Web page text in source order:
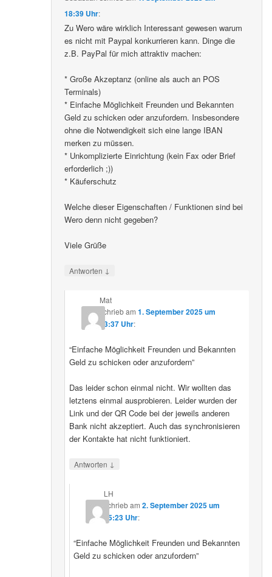
18:39 Uhr:
Zu Wero wäre wirklich Interessant gewesen warum
es nicht mit Paypal konkurrieren kann. Dinge die
z.B. PayPal für mich attraktiv machen:
* Große Akzeptanz (online als auch an POS
Terminals)
* Einfache Möglichkeit Freunden und Bekannten
Geld zu schicken oder anzufordern. Insbesondere
ohne die Notwendigkeit sich eine lange IBAN
merken zu müssen.
* Unkomplizierte Einrichtung (kein Fax oder Brief
erforderlich ;))
* Käuferschutz
Welche dieser Eigenschaften / Funktionen sind bei
Wero denn nicht gegeben?
Viele Grüße
Antworten ↓
Mat
schriebam 1. September 2025 um
23:37 Uhr:
“Einfache Möglichkeit Freunden und Bekannten
Geld zu schicken oder anzufordern”
Das leider schon einmal nicht. Wir wollten das
letztens einmal ausprobieren. Leider wurden der
Link und der QR Code bei der jeweils anderen
Bank nicht akzeptiert. Auch das synchronisieren
der Kontakte hat nicht funktioniert.
Antworten ↓
LH
schriebam2. September 2025 um
15:23 Uhr:
“Einfache Möglichkeit Freunden und Bekannten
Geld zu schicken oder anzufordern”